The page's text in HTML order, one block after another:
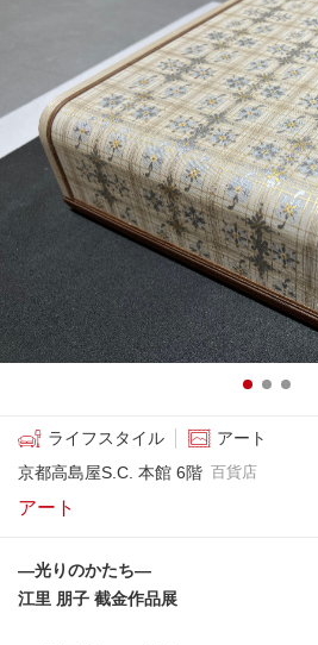
ライフスタイル
アート
京都高島屋S.C. 本館 6階 百貨店
アート
―光りのかたち―
江里 朋子 截金作品展